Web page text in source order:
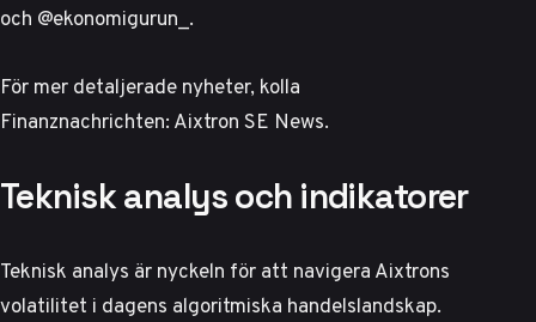
och @ekonomigurun_ .
För mer detaljerade nyheter, kolla
Finanznachrichten: Aixtron SE News.
Teknisk analys och indikatorer
Teknisk analys är nyckeln för att navigera Aixtrons
volatilitet i dagens algoritmiska handelslandskap.